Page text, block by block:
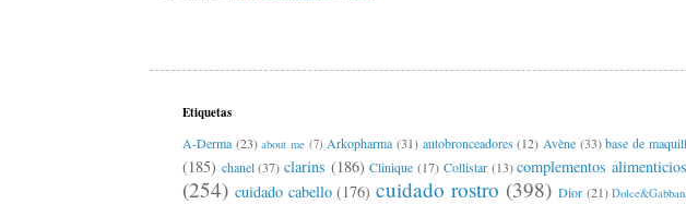
Etiquetas
A-Derma (23) about me (7) Arkopharma (31) autobronceadores (12) Avène (33) base de
(185) chanel (37) clarins (186) Clinique (17) Collistar (13) complementos alimenticios
(254) cuidado cabello (176) cuidado rostro (398) Dior (21)